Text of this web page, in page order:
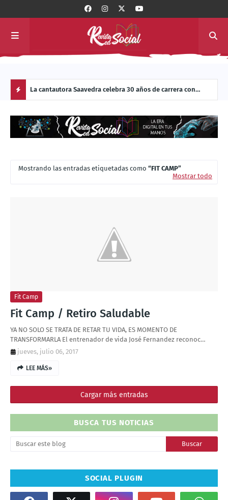
P
La cantautora Saavedra celebra 30 años de carrera con
Mostrando las entradas etiquetadas como
FIT CAMP
Mostrar todo
Fit Camp
Fit Camp / Retiro Saludable
YA NO SOLO SE TRATA DE RETAR TU VIDA, ES MOMENTO DE
TRANSFORMARLA El entrenador de vida José Fernandez reconoc…
jueves, julio 06, 2017
LEE MÁS»
Cargar más entradas
BUSCA TUS NOTICIAS
SOCIAL PLUGIN